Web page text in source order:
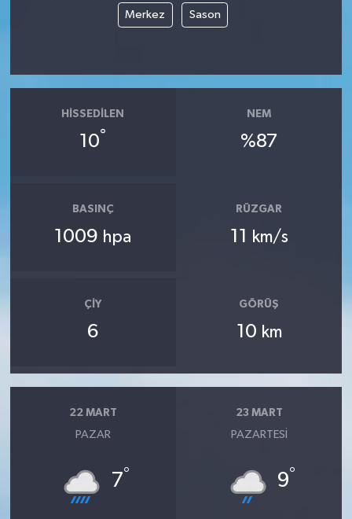
Merkez Sason
HISSEDILEN
10°
NEM
%87
BASINÇ
1009 hpa
RÜZGAR
11 km/s
ÇIY
6
GÖRÜŞ
10 km
22 MART
PAZAR
7°
23 MART
PAZARTESI
9°